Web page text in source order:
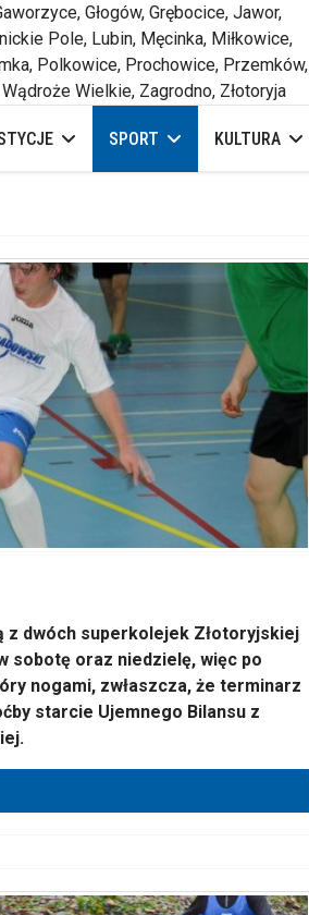
Głogów, Grębocice, Jawor,
Pole, Lubin, Męcinka, Miłkowice,
Polkowice, Prochowice, Przemków,
Wielkie, Zagrodno, Złotoryja
SPORT KULTURA
z dwóch superkolejek Złotoryjskiej
sobotę oraz niedzielę, więc po
nogami, zwłaszcza, że terminarz
starcie Ujemnego Bilansu z